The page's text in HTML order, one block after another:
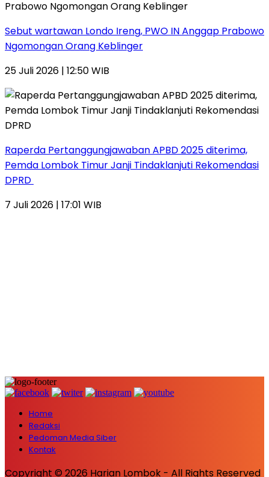
Sebut wartawan Londo Ireng, PWO IN Anggap Prabowo
Ngomongan Orang Keblinger
25 Juli 2026 | 12:50 WIB
Raperda Pertanggungjawaban APBD 2025 diterima,
Pemda Lombok Timur Janji Tindaklanjuti Rekomendasi
DPRD
7 Juli 2026 | 17:01 WIB
Home
Redaksi
Pedoman Media Siber
Kontak
Copyright © 2026 Harian Lombok - All Rights Reserved